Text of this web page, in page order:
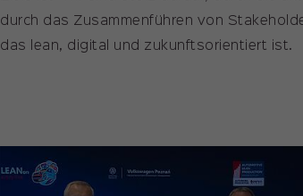
durch das Zusammenführen von
das lean, digital und zukunftsorientiert ist.
Name
Anbieter
Zweck